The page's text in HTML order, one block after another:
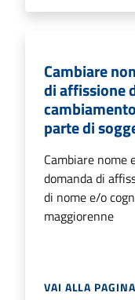
Cambiare
di affissione
parte di
Cambiare nome
domanda di
di nome e/o
maggiorenne
VAI ALLA PAGINA